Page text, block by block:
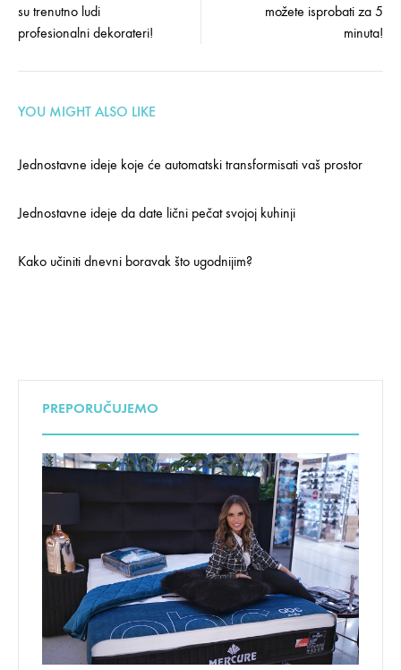
navigation
su trenutno ludi
profesionalni dekorateri!
možete isprobati za 5
minuta!
YOU MIGHT ALSO LIKE
Jednostavne ideje koje će automatski transformisati vaš prostor
Jednostavne ideje da date lični pečat svojoj kuhinji
Kako učiniti dnevni boravak što ugodnijim?
PREPORUČUJEMO